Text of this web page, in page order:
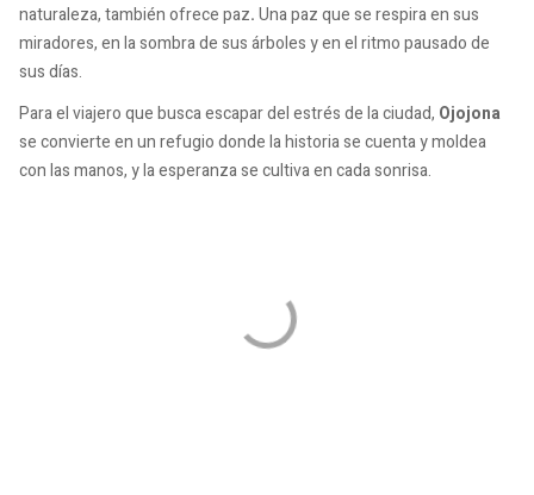
naturaleza, también ofrece paz.Una paz que se respira en sus
miradores, en la sombra de sus árboles y en el ritmo pausado de
sus días.
Para el viajero que busca escapar del estrés de la ciudad, Ojojona
se convierte en un refugio donde la historia se cuenta y moldea
con las manos, y la esperanza se cultiva en cada sonrisa.